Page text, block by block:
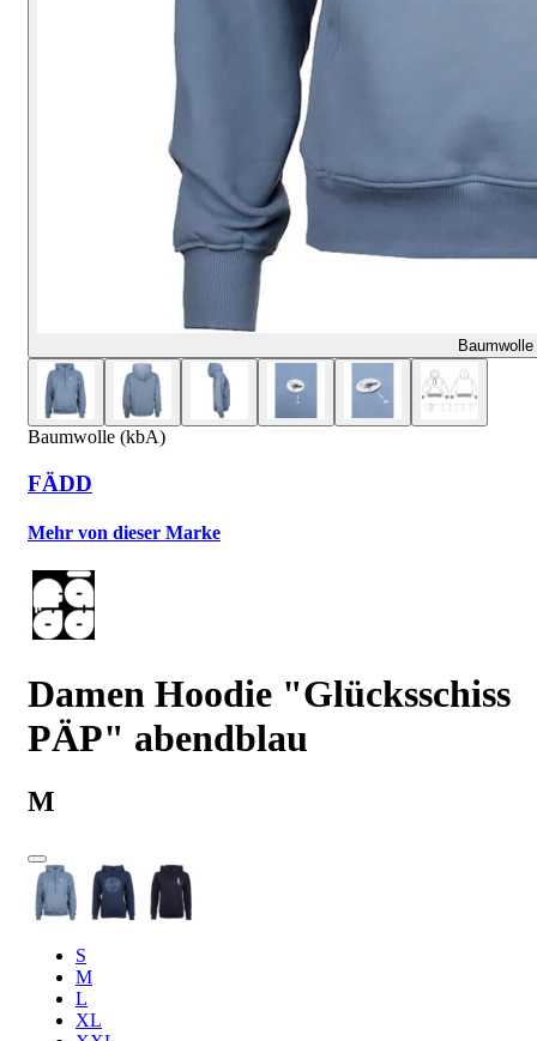
Baumwolle (kbA)
FÄDD
Mehr von dieser Marke
Damen Hoodie "Glücksschiss
PÄP" abendblau
M
S
M
L
XL